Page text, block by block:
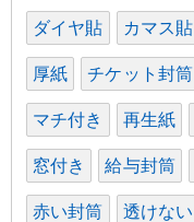
ダイヤ貼 カマス貼
厚紙 チケット封筒
マチ付き 再生紙
窓付き 給与封筒
赤い封筒 透けない